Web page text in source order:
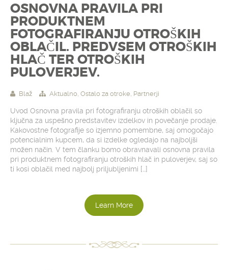
OSNOVNA PRAVILA PRI
PRODUKTNEM
FOTOGRAFIRANJU OTROŠKIH
OBLAČIL. PREDVSEM OTROŠKIH
HLAČ TER OTROŠKIH
PULOVERJEV.
Blaž Aktualno, Ostalo za otroke, Partnerji
Uvod Osnovna pravila pri fotografiranju otroških oblačil so
ključna za uspešno predstavitev izdelkov in povečanje prodaje.
Kakovostne fotografije so izjemno pomembne, saj omogočajo
potencialnim kupcem, da si izdelke ogledajo na najboljši
možen način. V tem članku bomo obravnavali osnovna pravila
pri produktnem fotografiranju otroških hlač in puloverjev, saj so
ti kosi oblačil med najbolj priljubljenimi […]
Learn More